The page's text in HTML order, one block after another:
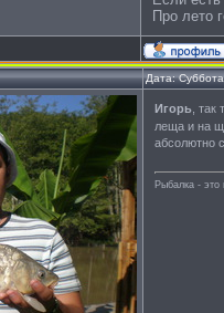
Про лето
Дата:
Игорь ,
леща и на
абсолютно
Рыбалка -